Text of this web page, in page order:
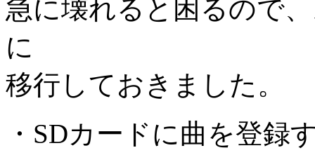
急に壊れると困るので
に
移行しておきました。
・SDカードに曲を登録